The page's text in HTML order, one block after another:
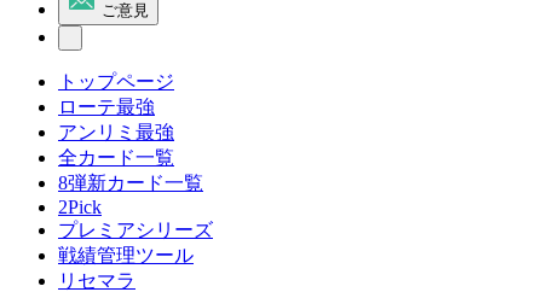
ご意見
トップページ
ローテ最強
アンリミ最強
全カード一覧
8弾新カード一覧
2Pick
プレミアシリーズ
戦績管理ツール
リセマラ